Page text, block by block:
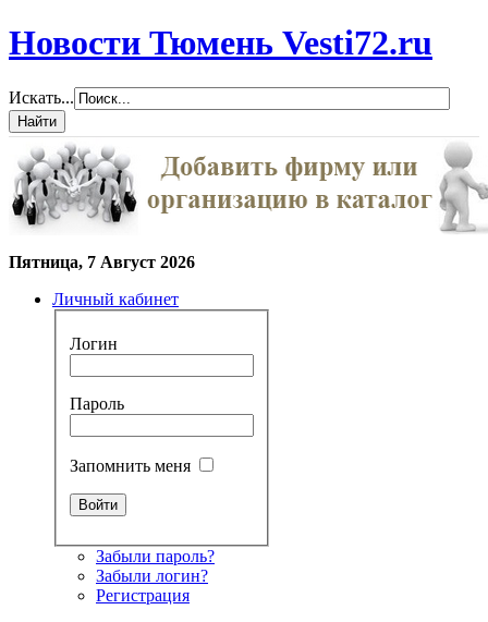
Новости Тюмень Vesti72.ru
Искать...
Пятница, 7 Август 2026
Личный кабинет
Логин
Пароль
Запомнить меня
Забыли пароль?
Забыли логин?
Регистрация